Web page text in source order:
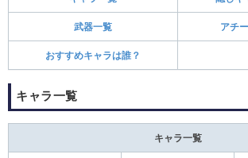
武器一覧 アチ
おすすめキャラは誰？
キャラ一覧
キャラ一覧